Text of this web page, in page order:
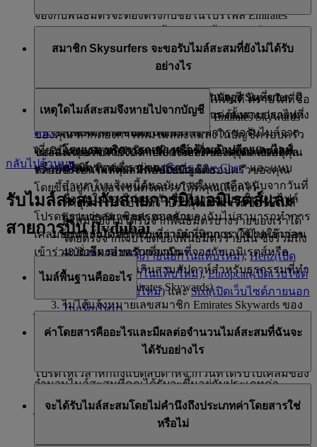
จองกับพันธมิตรจะต้องตรงกับชื่อในโปรไฟล์ Emirates
นี้เพื่อเคลมไมล์สะสมของคุณ โดยจะขึ้นอยู่กับพันธมิตร:
ระบุข้อมูลที่จำเป็น เช่น ชื่อในการจอง วันที่ของ
เที่ยวบิน รหัสเที่ยวบิน ชั้นโดยสาร ต้นทาง ปลายทาง
และหมายเลขบัตรโดยสาร
โรงแรม บริการรถเช่า หรือร้านค้าปลีก และไลฟ์
สไตล์:ติดต่อเราผ่านบริการ Live Chat* และแนบ
สำเนาใบแจ้งหนี้ต้นฉบับภายในหกเดือนนับจากวันที่
ทำธุรกรรม โปรดทราบว่าคุณสามารถขอรับไมล์
สะสมที่ยังไม่ได้รับจากพันธมิตรบางรายของเราได้
โดยตรงจากเว็บไซต์ของพันธมิตรรายนั้น ซึ่งรวมถึง
Avis(เปิดเว็บไซต์ภายนอกในแท็บใหม่),Hertz(เปิด
เว็บไซต์ภายนอกในแท็บใหม่),Europcar(เปิดเว็บไซต์
ภายนอกในแท็บใหม่)และSixt(เปิดเว็บไซต์ภายนอก
ในแท็บใหม่)
ธนาคาร: โปรดติดต่อศูนย์บริการของธนาคารของ
โปรดให้เวลาหกถึงแปดสัปดาห์จากวันที่ได้รับใบเคลมของ
พันธมิตรของเราบางรายมีเครื่องมือเพื่อทำการเคลม
เอมิเรตส์ โปรดเข้าสู่ระบบและส่ง ใบเคลมไมล์สะสม
เราจะเพิ่มไมล์สะสมในบัญชีของคุณให้ทันที ตราบใดที่ชื่อ
บนบัตรโดยสารตรงกับชื่อในโปรไฟล์ Emirates Skywards
ของคุณ หากต้องการเพิ่มไมล์สะสมลงในบัญชีครอบครัว
ของฉัน คุณต้องแจ้งหมายเลขสมาชิกส่วนบุคคลของคุณ
ระบบจะโอนไมล์สะสมกลับไปบัญชีครอบครัวของคุณ
โดยขึ้นอยู่กับเปอร์เซนต์จัดสรรให้ที่คุณเลือกไว้
โปรดทราบว่าสมาชิกครอบครัวของฉันไม่สามารถทำการ
เคลมย้อนหลังได้ สำหรับเที่ยวบินที่พวกเขาใช้ไปแล้วก่อน
เข้าร่วมบัญชีครอบครัวของฉัน
สมาชิก Skysurfers จะขอรับไมล์สะสมที่ยังไม่ได้รับ
อย่างไร
ในการขอรับไมล์สะสมที่ยังไม่ได้รับในบัญชี Skysurfers บิ
ดารมารดาหรือผู้ปกครองที่ได้รับการแต่งตั้งสามารถไปที่
หน้านี้ และทำตามขั้นตอนตามเกณฑ์การขอรับไมล์จาก
เที่ยวบินของสายการบินเอมิเรตส์ เที่ยวบินของ flydubai
หรือพันธมิตรรายอื่น ๆ ของเรา
เหตุใดไมล์สะสมจึงหายไปจากบัญชี
ไมล์สะสมอาจหายไปจากใบแจ้งยอดของคุณด้วยเหตุผล
หลายประการ เหตุผลที่พบบ่อยที่สุดคือ:
ชื่อบนใบจองไม่ตรงกับชื่อที่ลงทะเบียนในโปรไฟล์
Emirates Skywards ของคุณ
ธุรกรรมยังอยู่ในระหว่างดำเนินการ (โปรดให้เวลา
48 ชั่วโมงสำหรับเที่ยวบินที่จองกับเอมิเรตส์หรือ
flydubai หรือไม่เกินสามสัปดาห์สำหรับธุรกรรมที่ทำ
กับพันธมิตร Emirates Skywards)
ไม่ได้แจ้งหมายเลขสมาชิก Emirates Skywards ของ
คุณ หรือแจ้งผิดในขณะทำการจองหรือเช็คอิน
คุณยังไม่ได้เดินทางในส่วนของการเดินทางขาเข้า
กลับไปด้านบน
รับไมล์สะสมกับสายการบินเอมิเรตส์และ
สายการบิน flydubai
ไมล์พื้นฐานคืออะไร
บัตรโดยสารของสายการบินเอมิเรตส์ โดยไม่มีไมล์สะสม
จำนวนไมล์สะสมที่คุณได้รับจะขึ้นอยู่กับประเภทค่า
โดยสารของบัตรโดยสารของคุณ ฐานที่ใช้ในการคำนวณ
ไมล์สะสม Skywards มาตรฐานคือค่าโดยสาร Economy
ค่าโดยสารคืออะไรและมีผลต่อจำนวนไมล์สะสมที่ฉันจะ
ได้รับอย่างไร
คุณ ชั้นโดยสารแต่ละชั้นมีประเภทค่าโดยสารที่ต่างกัน
จะได้รับไมล์สะสมโดยไม่คำนึงถึงประเภทค่าโดยสารใช่
หรือไม่